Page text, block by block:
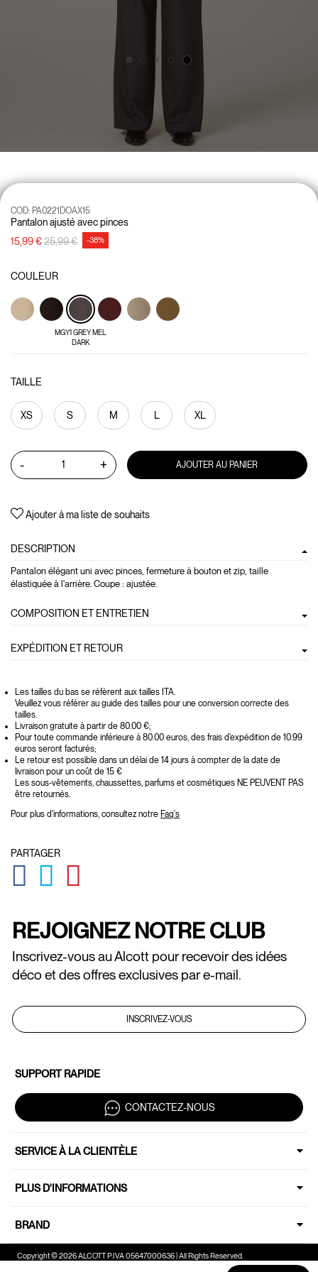
Pantalon ajusté avec pinces
COD: PA0221DOAX15
15,99 €Prix réduit de
25,99 €à -38%
COULEUR
MGY1 GREY MEL
DARK
TAILLE
XS S M L XL
- + AJOUTER AU PANIER
Ajouter à ma liste de souhaits
DESCRIPTION
Pantalon élégant uni avec pinces, fermeture à bouton et zip, taille
élastiquée à l'arrière. Coupe : ajustée.
COMPOSITION ET ENTRETIEN
EXPÉDITION ET RETOUR
Les tailles du bas se réfèrent aux tailles ITA.
Veuillez vous référer au guide des tailles pour une conversion correcte des
tailles.
Livraison gratuite à partir de 80.00 €;
Pour toute commande inférieure à 80.00 euros, des frais d'expédition de 10.99
euros seront facturés;
Le retour est possible dans un délai de 14 jours à compter de la date de
livraison pour un coût de 15 €
Les sous-vêtements, chaussettes, parfums et cosmétiques NE PEUVENT PAS
être retournés.
Pour plus d'informations, consultez notre Faq's
PARTAGER
GLOBAL.SOCIALSHARE.FACEBOOK
GLOBAL.SOCIALSHARE.TWITTER
REJOIGNEZ NOTRE CLUB
Inscrivez-vous au Alcott pour recevoir des idées
déco et des offres exclusives par e-mail.
INSCRIVEZ-VOUS
SUPPORT RAPIDE
CONTACTEZ-NOUS
SERVICE À LA CLIENTÈLE
PLUS D'INFORMATIONS
BRAND
Copyright © 2026 ALCOTT P.IVA 05647000636 | All Rights Reserved.